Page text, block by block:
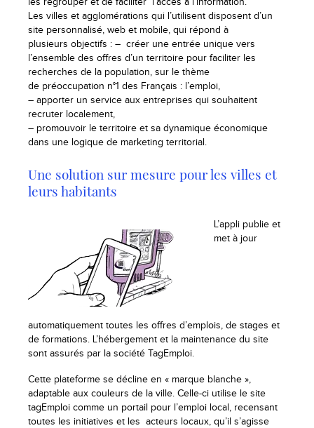
les regrouper et de faciliter l’accès à l’information.
Les villes et agglomérations qui l’utilisent disposent d’un
site personnalisé, web et mobile, qui répond à
plusieurs objectifs : – créer une entrée unique vers
l’ensemble des offres d’un territoire pour faciliter les
recherches de la population, sur le thème
de préoccupation n°1 des Français : l’emploi,
– apporter un service aux entreprises qui souhaitent
recruter localement,
– promouvoir le territoire et sa dynamique économique
dans une logique de marketing territorial.
Une solution sur mesure pour les villes et
leurs habitants
L’appli publie et
met à jour
automatiquement toutes les offres d’emplois, de stages et
de formations. L’hébergement et la maintenance du site
sont assurés par la société TagEmploi.
Cette plateforme se décline en « marque blanche »,
adaptable aux couleurs de la ville. Celle-ci utilise le site
tagEmploi comme un portail pour l’emploi local, recensant
toutes les initiatives et les acteurs locaux, qu’il s’agisse